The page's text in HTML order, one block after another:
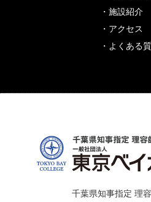
・施設紹介
・アクセス
・よくある
千葉県知事指定 理